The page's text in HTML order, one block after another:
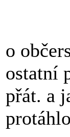
o
ostatní
přát. a